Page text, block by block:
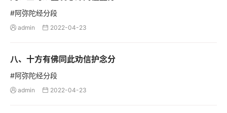
#阿弥陀经分段
 admin  2022-04-23
八、十方有佛同此劝信护念分
#阿弥陀经分段
 admin  2022-04-23